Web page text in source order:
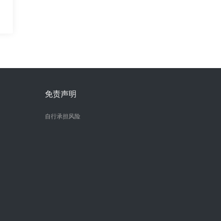
免责声明
自行承担风险